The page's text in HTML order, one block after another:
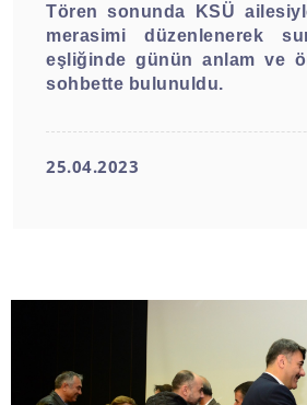
Tören sonunda KSÜ
merasimi düzenlenerek
eşliğinde günün anlam ve
sohbette bulunuldu.
25.04.2023